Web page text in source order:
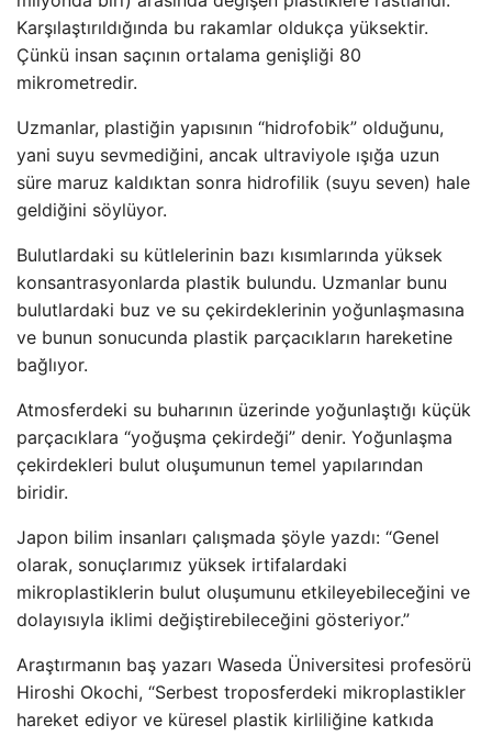
Karşılaştırıldığında bu rakamlar oldukça yüksektir.
Çünkü insan saçının ortalama genişliği 80
mikrometredir.
Uzmanlar, plastiğin yapısının “hidrofobik” olduğunu,
yani suyu sevmediğini, ancak ultraviyole ışığa uzun
süre maruz kaldıktan sonra hidrofilik (suyu seven) hale
geldiğini söylüyor.
Bulutlardaki su kütlelerinin bazı kısımlarında yüksek
konsantrasyonlarda plastik bulundu. Uzmanlar bunu
bulutlardaki buz ve su çekirdeklerinin yoğunlaşmasına
ve bunun sonucunda plastik parçacıkların hareketine
bağlıyor.
Atmosferdeki su buharının üzerinde yoğunlaştığı küçük
parçacıklara “yoğuşma çekirdeği” denir. Yoğunlaşma
çekirdekleri bulut oluşumunun temel yapılarından
biridir.
Japon bilim insanları çalışmada şöyle yazdı: “Genel
olarak, sonuçlarımız yüksek irtifalardaki
mikroplastiklerin bulut oluşumunu etkileyebileceğini ve
dolayısıyla iklimi değiştirebileceğini gösteriyor.”
Araştırmanın baş yazarı Waseda Üniversitesi profesörü
Hiroshi Okochi, “Serbest troposferdeki mikroplastikler
hareket ediyor ve küresel plastik kirliliğine katkıda